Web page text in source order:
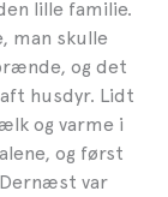
lille familie.
man skulle
og det
husdyr. Lidt
og varme i
og først
var